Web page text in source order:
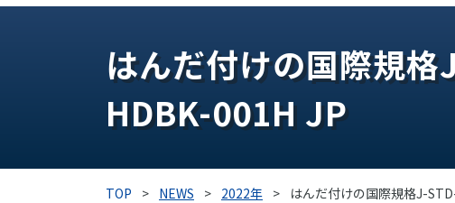
はんだ付けの国際規
HDBK-001H JP
TOP > NEWS > 2022年 > はんだ付けの国際規格J-